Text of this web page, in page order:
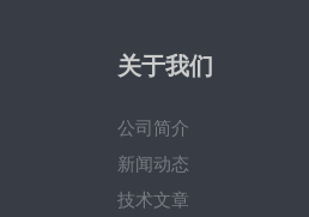
关于我们
公司简介
新闻动态
技术文章